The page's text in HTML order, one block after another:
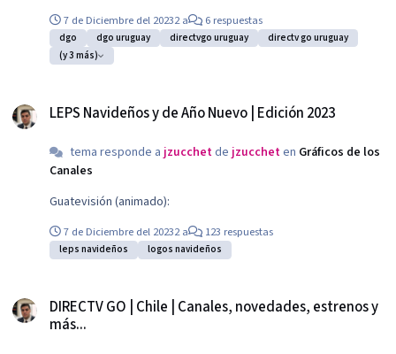
ver hasta en dos dispositivos en simultaneo.
7 de Diciembre del 20232 a 6 respuestas
dgo dgo uruguay directvgo uruguay
directv go uruguay
(y 3 más)
LEPS Navideños y de Año Nuevo | Edición 2023
tema responde ajzucchetdejzuccheten Gráficos de los
Canales
Guatevisión (animado):
7 de Diciembre del 20232 a 123 respuestas
leps navideños logos navideños
DIRECTV GO | Chile | Canales, novedades, estrenos y
más...